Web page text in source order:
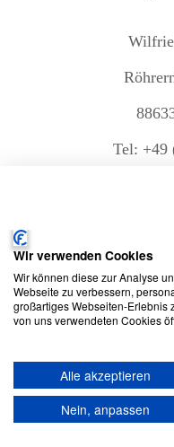
Tel: +49
Mail:
Impressum
Wir verwenden Cookies
Wir können diese zur Analyse
Webseite zu verbessern,
großartiges Webseiten-Erlebnis
von uns verwendeten Cookies
Alle akzeptieren
Nein, anpassen